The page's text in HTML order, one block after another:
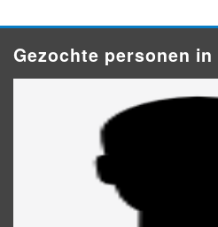
Gezochte personen